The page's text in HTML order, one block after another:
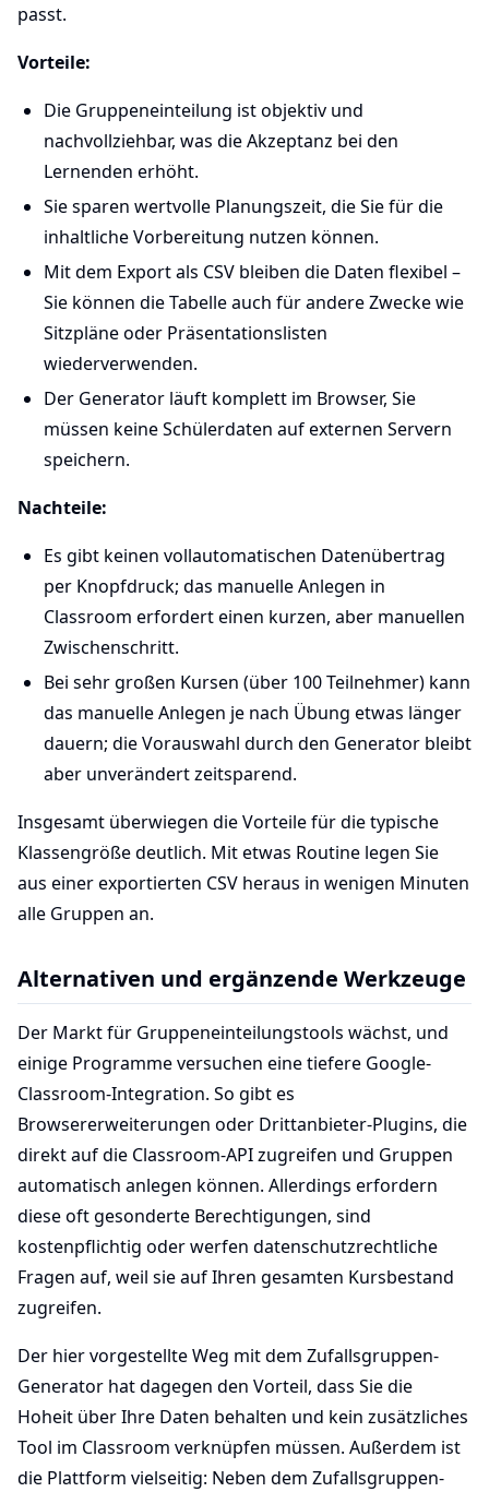
passt.
Vorteile:
Die Gruppeneinteilung ist objektiv und
nachvollziehbar, was die Akzeptanz bei den
Lernenden erhöht.
Sie sparen wertvolle Planungszeit, die Sie für die
inhaltliche Vorbereitung nutzen können.
Mit dem Export als CSV bleiben die Daten flexibel –
Sie können die Tabelle auch für andere Zwecke wie
Sitzpläne oder Präsentationslisten
wiederverwenden.
Der Generator läuft komplett im Browser, Sie
müssen keine Schülerdaten auf externen Servern
speichern.
Nachteile:
Es gibt keinen vollautomatischen Datenübertrag
per Knopfdruck; das manuelle Anlegen in
Classroom erfordert einen kurzen, aber manuellen
Zwischenschritt.
Bei sehr großen Kursen (über 100 Teilnehmer) kann
das manuelle Anlegen je nach Übung etwas länger
dauern; die Vorauswahl durch den Generator bleibt
aber unverändert zeitsparend.
Insgesamt überwiegen die Vorteile für die typische
Klassengröße deutlich. Mit etwas Routine legen Sie
aus einer exportierten CSV heraus in wenigen Minuten
alle Gruppen an.
Alternativen und ergänzende Werkzeuge
Der Markt für Gruppeneinteilungstools wächst, und
einige Programme versuchen eine tiefere Google-
Classroom-Integration. So gibt es
Browsererweiterungen oder Drittanbieter-Plugins, die
direkt auf die Classroom-API zugreifen und Gruppen
automatisch anlegen können. Allerdings erfordern
diese oft gesonderte Berechtigungen, sind
kostenpflichtig oder werfen datenschutzrechtliche
Fragen auf, weil sie auf Ihren gesamten Kursbestand
zugreifen.
Der hier vorgestellte Weg mit dem Zufallsgruppen-
Generator hat dagegen den Vorteil, dass Sie die
Hoheit über Ihre Daten behalten und kein zusätzliches
Tool im Classroom verknüpfen müssen. Außerdem ist
die Plattform vielseitig: Neben dem Zufallsgruppen-